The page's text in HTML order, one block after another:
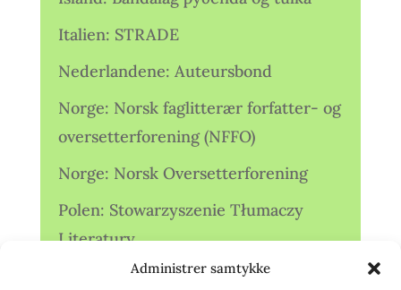
Administrer samtykke
Italien: STRADE
Nederlandene: Auteursbond
Norge: Norsk faglitterær forfatter- og
oversetterforening (NFFO)
Norge: Norsk Oversetterforening
Polen: Stowarzyszenie Tłumaczy
Literatury
Storbritannien: Translators